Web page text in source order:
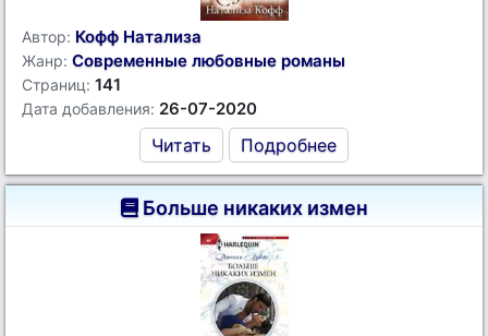
Автор: Кофф Натализа
Жанр: Современные любовные романы
Страниц: 141
Дата добавления: 26-07-2020
Читать Подробнее
Больше никаких измен